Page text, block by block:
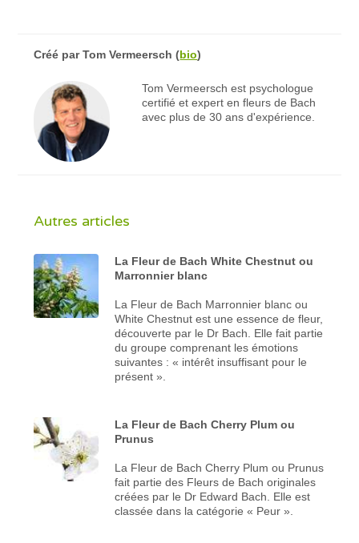
Créé parTom Vermeersch (bio)
Tom Vermeersch est psychologue
certifié et expert en fleurs de Bach
avec plus de 30 ans d'expérience.
Autres articles
La Fleur de Bach White Chestnut ou
Marronnier blanc
La Fleur de Bach Marronnier blanc ou
White Chestnut est une essence de fleur,
découverte par le Dr Bach. Elle fait partie
du groupe comprenant les émotions
suivantes : « intérêt insuffisant pour le
présent ».
La Fleur de Bach Cherry Plum ou
Prunus
La Fleur de Bach Cherry Plum ou Prunus
fait partie des Fleurs de Bach originales
créées par le Dr Edward Bach. Elle est
classée dans la catégorie « Peur ».